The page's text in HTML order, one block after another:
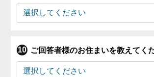
ご回答者様のお住まいを教えてく